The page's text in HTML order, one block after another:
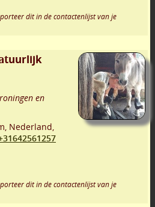
dit in de contactenlijst van je
en
, Nederland,
dit in de contactenlijst van je